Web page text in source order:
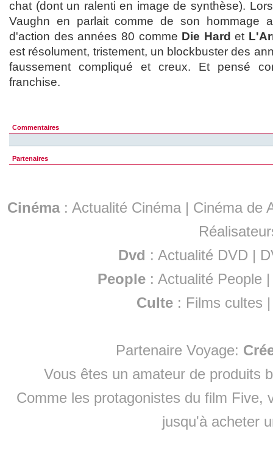
chat (dont un ralenti en image de synthèse).
Vaughn en parlait comme de son hommage
d'action des années 80 comme Die Hard et
est résolument, tristement, un blockbuster des
faussement compliqué et creux. Et pensé
franchise.
Commentaires
Partenaires
Cinéma: Actualité Cinéma | Cinéma de
Dvd : Actualité DVD |
People :Actualité People
Culte : Films cultes
Partenaire Voyage:
Vous êtes un amateur de produits
Comme les protagonistes du film Five,
jusqu'à acheter